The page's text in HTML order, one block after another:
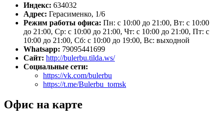
Индекс: 634032
Адрес: Герасименко, 1/6
Режим работы офиса: Пн: с 10:00 до 21:00, Вт: с 10:00
до 21:00, Ср: с 10:00 до 21:00, Чт: с 10:00 до 21:00, Пт: с
10:00 до 21:00, Сб: с 10:00 до 19:00, Вс: выходной
Whatsapp: 79095441699
Сайт: http://bulerbu.tilda.ws/
Социальные сети:
https://vk.com/bulerbu
https://t.me/Bulerbu_tomsk
Офис на карте